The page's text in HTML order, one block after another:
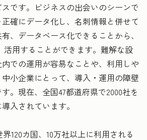
です。ビジネスの出会いのシーンで
確にデータ化し、名刺情報と併せて
、データベース化できることから、
活用することができます。難解な設
での運用が容易なことや、利用しや
小企業にとって、導入・運用の障壁
。現在、全国47都道府県で2000社を
入されています。
120カ国、10万社以上に利用される